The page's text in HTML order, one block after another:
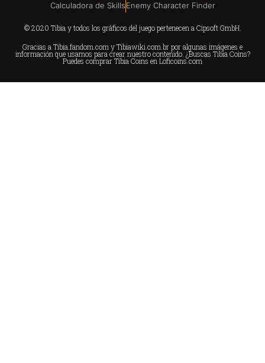
Calculadora de SkillsEnemy Character Finder
© 2020 Tibia y todos los gráficos del juego pertenecen a Cipsoft GmbH.
Gracias a Tibia.fandom.com yTibiawiki.com.brpor algunas imágenes e
información que usamos para crear nuestro contenido. ¿Buscas Tibia Coins?
Puedes comprar Tibia Coins en Loficoins.com